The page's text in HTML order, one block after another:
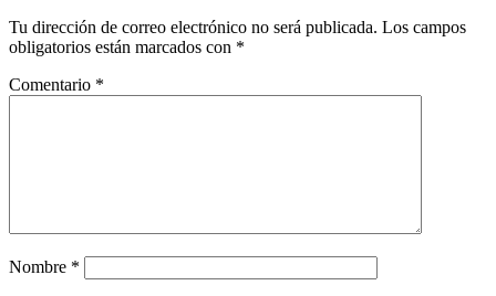
Tu dirección de correo electrónico no será publicada. Los campos
obligatorios están marcados con *
Comentario *
Nombre *